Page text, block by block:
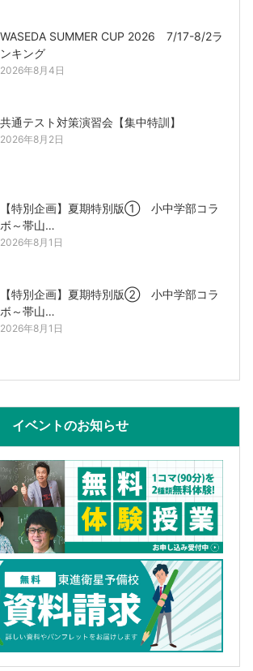
WASEDA SUMMER CUP 2026 7/17-8/2ラ
ンキング
2026年8月4日
共通テスト対策演習会【集中特訓】
2026年8月2日
【特別企画】夏期特別版① 小中学部コラ
ボ～帯山…
2026年8月1日
【特別企画】夏期特別版② 小中学部コラ
ボ～帯山…
2026年8月1日
イベントのお知らせ